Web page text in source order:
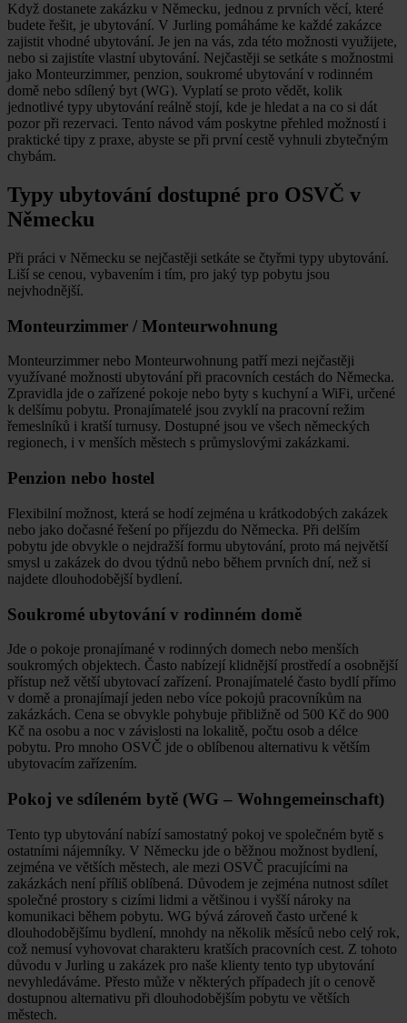
Když dostanete zakázku v Německu, jednou z prvních věcí, které
budete řešit, je ubytování. V Jurling pomáháme ke každé zakázce
zajistit vhodné ubytování. Je jen na vás, zda této možnosti využijete,
nebo si zajistíte vlastní ubytování. Nejčastěji se setkáte s možnostmi
jako Monteurzimmer, penzion, soukromé ubytování v rodinném
domě nebo sdílený byt (WG). Vyplatí se proto vědět, kolik
jednotlivé typy ubytování reálně stojí, kde je hledat a na co si dát
pozor při rezervaci. Tento návod vám poskytne přehled možností i
praktické tipy z praxe, abyste se při první cestě vyhnuli zbytečným
chybám.
Typy ubytování dostupné pro OSVČ v
Německu
Při práci v Německu se nejčastěji setkáte se čtyřmi typy ubytování.
Liší se cenou, vybavením i tím, pro jaký typ pobytu jsou
nejvhodnější.
Monteurzimmer / Monteurwohnung
Monteurzimmer nebo Monteurwohnung patří mezi nejčastěji
využívané možnosti ubytování při pracovních cestách do Německa.
Zpravidla jde o zařízené pokoje nebo byty s kuchyní a WiFi, určené
k delšímu pobytu. Pronajímatelé jsou zvyklí na pracovní režim
řemeslníků i kratší turnusy. Dostupné jsou ve všech německých
regionech, i v menších městech s průmyslovými zakázkami.
Penzion nebo hostel
Flexibilní možnost, která se hodí zejména u krátkodobých zakázek
nebo jako dočasné řešení po příjezdu do Německa. Při delším
pobytu jde obvykle o nejdražší formu ubytování, proto má největší
smysl u zakázek do dvou týdnů nebo během prvních dní, než si
najdete dlouhodobější bydlení.
Soukromé ubytování v rodinném domě
Jde o pokoje pronajímané v rodinných domech nebo menších
soukromých objektech. Často nabízejí klidnější prostředí a osobnější
přístup než větší ubytovací zařízení. Pronajímatelé často bydlí přímo
v domě a pronajímají jeden nebo více pokojů pracovníkům na
zakázkách. Cena se obvykle pohybuje přibližně od 500 Kč do 900
Kč na osobu a noc v závislosti na lokalitě, počtu osob a délce
pobytu. Pro mnoho OSVČ jde o oblíbenou alternativu k větším
ubytovacím zařízením.
Pokoj ve sdíleném bytě (WG – Wohngemeinschaft)
Tento typ ubytování nabízí samostatný pokoj ve společném bytě s
ostatními nájemníky. V Německu jde o běžnou možnost bydlení,
zejména ve větších městech, ale mezi OSVČ pracujícími na
zakázkách není příliš oblíbená. Důvodem je zejména nutnost sdílet
společné prostory s cizími lidmi a většinou i vyšší nároky na
komunikaci během pobytu. WG bývá zároveň často určené k
dlouhodobějšímu bydlení, mnohdy na několik měsíců nebo celý rok,
což nemusí vyhovovat charakteru kratších pracovních cest. Z tohoto
důvodu v Jurling u zakázek pro naše klienty tento typ ubytování
nevyhledáváme. Přesto může v některých případech jít o cenově
dostupnou alternativu při dlouhodobějším pobytu ve větších
městech.